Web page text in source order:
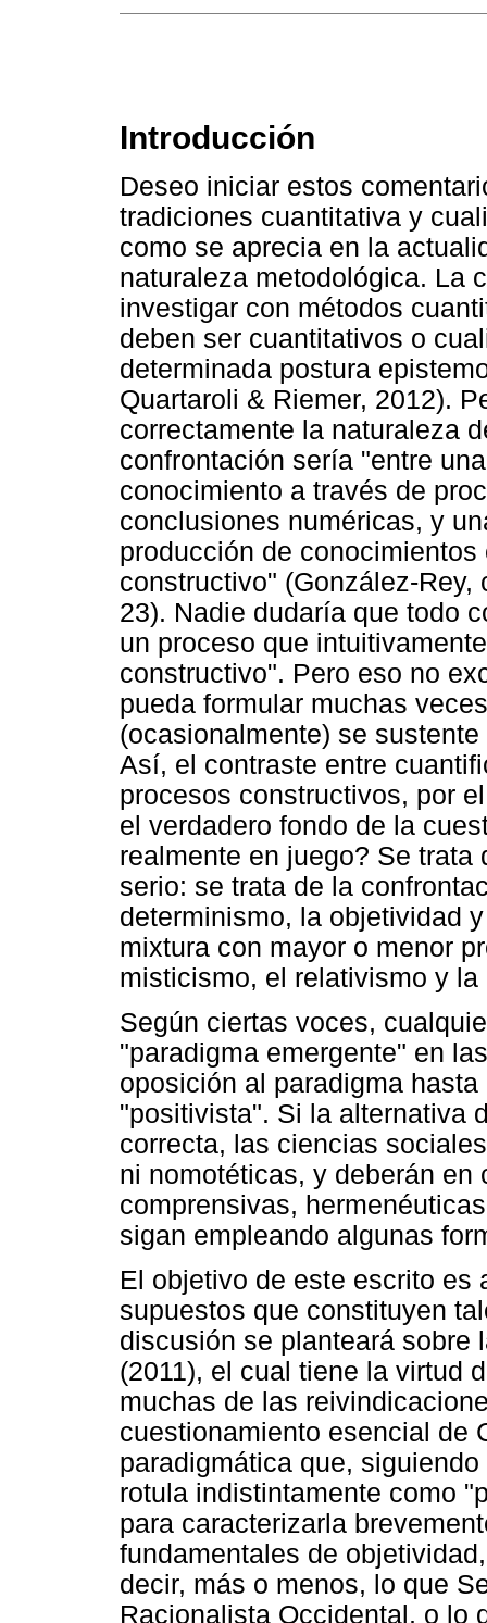
Introducción
Deseo iniciar estos
tradiciones cuantitativa y
como se aprecia en la
naturaleza metodológica. La
investigar con métodos
deben ser cuantitativos o
determinada postura
Quartaroli & Riemer, 2012).
correctamente la naturaleza
confrontación sería "entre
conocimiento a través de
conclusiones numéricas, y
producción de
constructivo" (González-Rey,
23). Nadie dudaría que todo
un proceso que
constructivo". Pero eso no
pueda formular muchas
(ocasionalmente) se
Así, el contraste entre
procesos constructivos, por
el verdadero fondo de la
realmente en juego? Se
serio: se trata de la
determinismo, la objetividad
mixtura con mayor o menor
misticismo, el relativismo y
Según ciertas voces,
"paradigma emergente" en
oposición al paradigma
"positivista". Si la alternativa
correcta, las ciencias
ni nomotéticas, y deberán en
comprensivas,
sigan empleando algunas
El objetivo de este escrito es
supuestos que constituyen
discusión se planteará sobre
(2011), el cual tiene la virtud
muchas de las
cuestionamiento esencial de
paradigmática que,
rotula indistintamente como
para caracterizarla
fundamentales de
decir, más o menos, lo que
Racionalista Occidental, o lo